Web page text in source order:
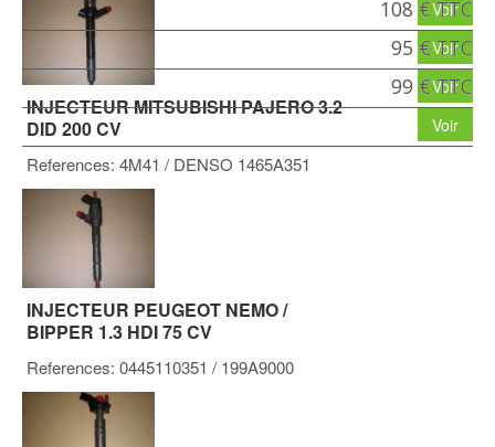
INJECTEUR MITSUBISHI PAJERO 3.2
DID 200 CV
References: 4M41 / DENSO 1465A351
INJECTEUR PEUGEOT NEMO /
BIPPER 1.3 HDI 75 CV
References: 0445110351 / 199A9000
Voir
108 € TTC
Voir
95 € TTC
Voir
99 € TTC
Voir